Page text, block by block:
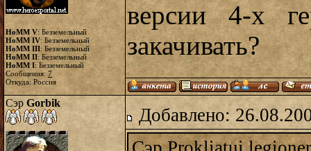
HoMM V: Безземельный
HoMM IV: Безземельный
HoMM III: Безземельный
HoMM II: Безземельный
HoMM I: Безземельный
Сообщения:7
Откуда: Россия
версии 4-х
закачивать?
Сэр Gorbik
Добавлено: